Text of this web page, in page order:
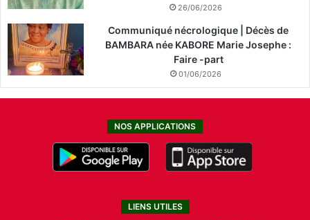
26/06/2026
Communiqué nécrologique | Décès de
BAMBARA née KABORE Marie Josephe :
Faire -part
01/06/2026
NOS APPLICATIONS
LIENS UTILES